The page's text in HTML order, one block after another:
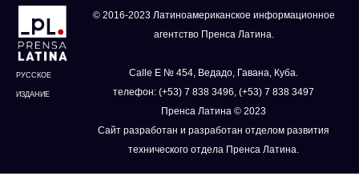
РУССКОЕ
ИЗДАНИЕ
© 2016-2023 Латиноамериканское информационное
агентство Пренса Латина.
Calle E № 454, Ведадо, Гавана, Куба.
телефон: (+53) 7 838 3496, (+53) 7 838 3497
Пренса Латина © 2023
Сайт разработан и разработан отделом развития
технического отдела Пренса Латина.